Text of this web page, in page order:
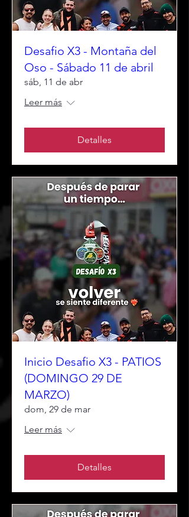
Desafio X3 - Montaña del
Oso - Sábado 11 de abril
sáb, 11 de abr
Leer más
Detalles
Inicio Desafio X3 - PATIOS
(DOMINGO 29 DE
MARZO)
dom, 29 de mar
Leer más
Detalles